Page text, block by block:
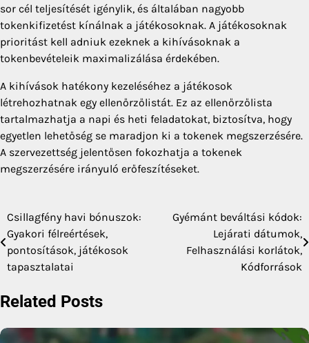
sor cél teljesítését igénylik, és általában nagyobb
tokenkifizetést kínálnak a játékosoknak. A játékosoknak
prioritást kell adniuk ezeknek a kihívásoknak a
tokenbevételeik maximalizálása érdekében.
A kihívások hatékony kezeléséhez a játékosok
létrehozhatnak egy ellenőrzőlistát. Ez az ellenőrzőlista
tartalmazhatja a napi és heti feladatokat, biztosítva, hogy
egyetlen lehetőség se maradjon ki a tokenek megszerzésére.
A szervezettség jelentősen fokozhatja a tokenek
megszerzésére irányuló erőfeszítéseket.
Post
navigation
Csillagfény havi bónuszok:
Gyakori félreértések,
pontosítások, játékosok
tapasztalatai
Gyémánt beváltási kódok:
Lejárati dátumok,
Felhasználási korlátok,
Kódforrások
Related Posts